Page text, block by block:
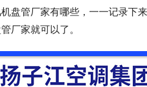
盘管厂家有哪些，一一记录下
厂家就可以了。